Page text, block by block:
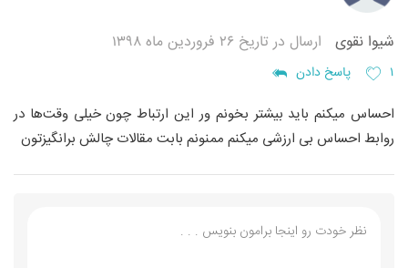
شیوا نقوی ارسال در تاریخ ۲۶ فروردین ماه ۱۳۹۸
۱ پاسخ دادن
احساس میکنم باید بیشتر بخونم ور این ارتباط چون خیلی وقت‌ها در
روابط احساس بی ارزشی میکنم ممنونم بابت مقالات چالش برانگیزتون